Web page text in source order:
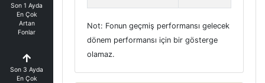
Son 1 Ayda
En Çok
Artan
Fonlar
Son 3 Ayda
En Çok
Not: Fonun geçmiş performansı gelecek
dönem performansı için bir gösterge
olamaz.